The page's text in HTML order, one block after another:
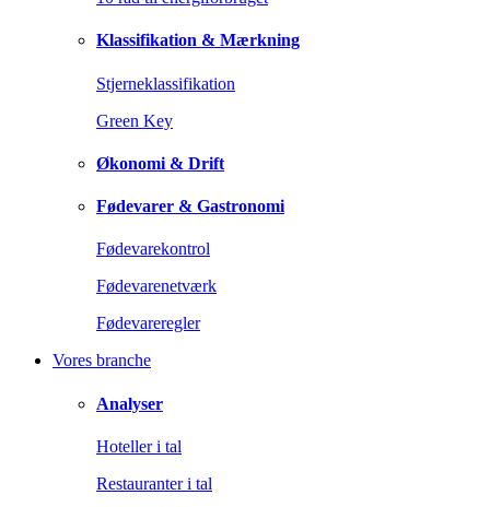
Klassifikation & Mærkning
Stjerneklassifikation
Green Key
Økonomi & Drift
Fødevarer & Gastronomi
Fødevarekontrol
Fødevarenetværk
Fødevareregler
Vores branche
Analyser
Hoteller i tal
Restauranter i tal